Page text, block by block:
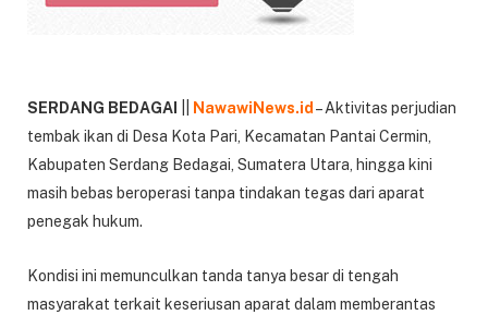
SERDANG BEDAGAI NawawiNews.id – Aktivitas perjudian
tembak ikan di Desa Kota Pari, Kecamatan Pantai Cermin,
Kabupaten Serdang Bedagai, Sumatera Utara, hingga kini
masih bebas beroperasi tanpa tindakan tegas dari aparat
penegak hukum.
Kondisi ini memunculkan tanda tanya besar di tengah
masyarakat terkait keseriusan aparat dalam memberantas